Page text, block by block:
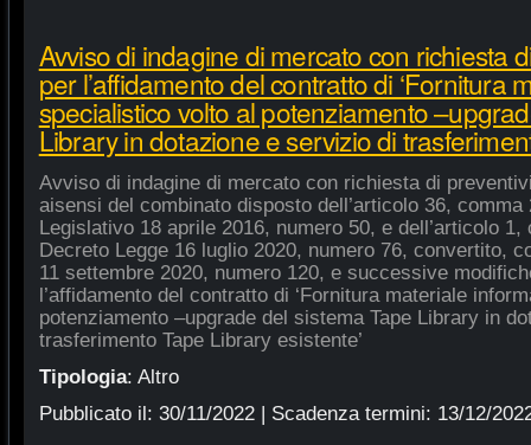
Avviso di indagine di mercato con richiesta
per l’affidamento del contratto di ‘Fornitura
specialistico volto al potenziamento
Library in dotazione e servizio di
Avviso di indagine di mercato con richiesta di
aisensi del combinato disposto dell’articolo 36,
Legislativo 18 aprile 2016, numero 50, e dell’articolo
Decreto Legge 16 luglio 2020, numero 76, convertito,
11 settembre 2020, numero 120, e successive
l’affidamento del contratto di ‘Fornitura materiale
potenziamento –upgrade del sistema Tape Library in
trasferimento Tape Library esistente’
Tipologia: Altro
Pubblicato il: 30/11/2022| Scadenza termini: 13/12/